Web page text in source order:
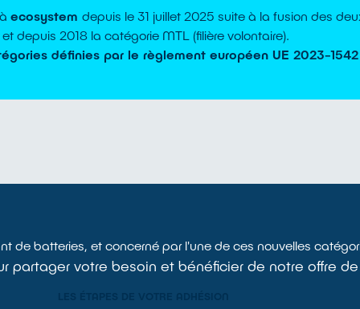
àecosystemdepuis le 31 juillet 2025 suite à la fusion des
depuis 2018 la catégorie MTL (filière volontaire).
définies par le règlement européen UE 2023-
de batteries, et concerné par l'une de ces nouvelles
partager votre besoin et bénéficier de notre offre